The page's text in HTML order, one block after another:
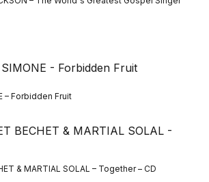
– Forbidden Fruit
& MARTIAL SOLAL – Together – CD